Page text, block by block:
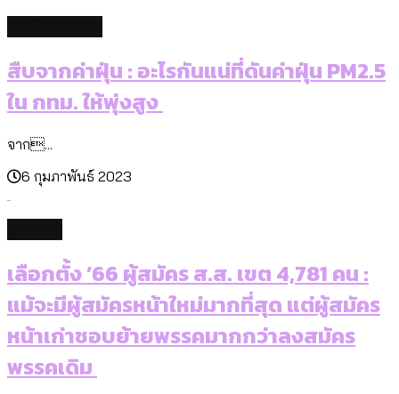
สืบจากค่าฝุ่น : อะไรกันแน่ที่ดันค่าฝุ่น PM2.5
ใน กทม. ให้พุ่งสูง
จาก...
6 กุมภาพันธ์ 2023
เลือกตั้ง ’66 ผู้สมัคร ส.ส. เขต 4,781 คน :
แม้จะมีผู้สมัครหน้าใหม่มากที่สุด แต่ผู้สมัคร
หน้าเก่าชอบย้ายพรรคมากกว่าลงสมัคร
พรรคเดิม